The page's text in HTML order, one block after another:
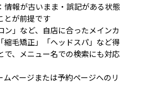
：情報が古いまま・誤記がある状態
とが前提です
ン」など、自店に合ったメインカ
毛矯正」「ヘッドスパ」など得
、メニュー名での検索にも対応
ムページまたは予約ページへのリ